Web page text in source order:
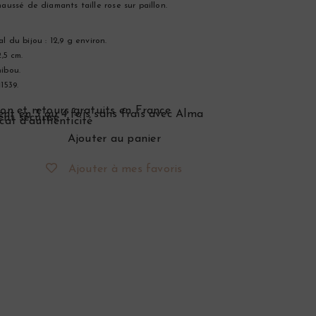
de diamants taille rose sur paillon.
du bijou : 12,9 g environ.
cm.
et retours gratuits en France
en 3 ou 4 fois sans frais avec Alma
sécurisé
d’authenticité
Ajouter au panier
Ajouter à mes favoris